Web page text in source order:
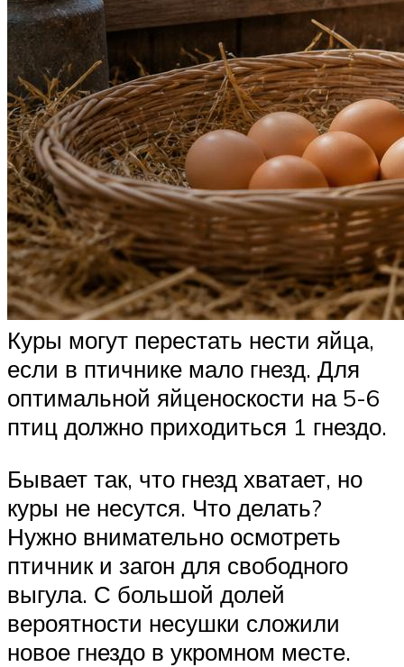
Куры могут перестать нести яйца,
если в птичнике мало гнезд. Для
оптимальной яйценоскости на 5-6
птиц должно приходиться 1 гнездо.
Бывает так, что гнезд хватает, но
куры не несутся. Что делать?
Нужно внимательно осмотреть
птичник и загон для свободного
выгула. С большой долей
вероятности несушки сложили
новое гнездо в укромном месте.